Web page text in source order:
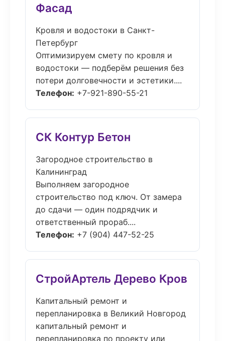
Фасад
Кровля и водостоки в Санкт-
Петербург
Оптимизируем смету по кровля и
водостоки — подберём решения без
потери долговечности и эстетики....
Телефон: +7-921-890-55-21
СК Контур Бетон
Загородное строительство в
Калининград
Выполняем загородное
строительство под ключ. От замера
до сдачи — один подрядчик и
ответственный прораб....
Телефон: +7 (904) 447-52-25
СтройАртель Дерево Кров
Капитальный ремонт и
перепланировка в Великий Новгород
капитальный ремонт и
перепланировка по проекту или